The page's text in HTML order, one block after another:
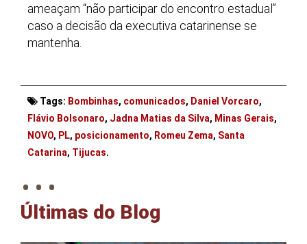
ameaçam “não participar do encontro estadual”
caso a decisão da executiva catarinense se
mantenha.
Tags: Bombinhas, comunicados, Daniel Vorcaro,
Flávio Bolsonaro, Jadna Matias da Silva, Minas Gerais,
NOVO, PL, posicionamento, Romeu Zema, Santa
Catarina, Tijucas.
. . .
Últimas do Blog